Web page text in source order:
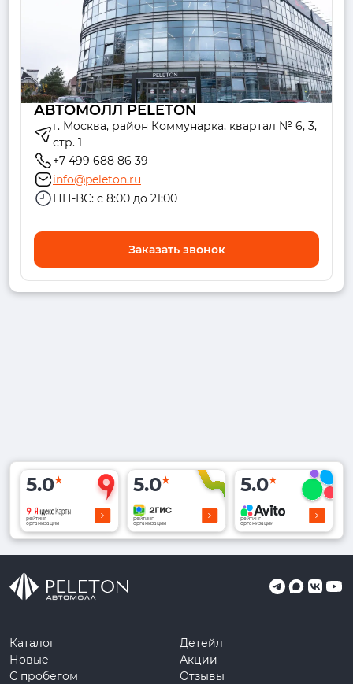
АВТОМОЛЛ PELETON
г. Москва, район Коммунарка, квартал № 6, 3,
стр. 1
+7 499 688 86 39
info@peleton.ru
ПН-ВС: с 8:00 до 21:00
Заказать звонок
5.0
рейтинг
организации
5.0
рейтинг
организации
5.0
рейтинг
организации
Каталог
Новые
С пробегом
Детейл
Акции
Отзывы